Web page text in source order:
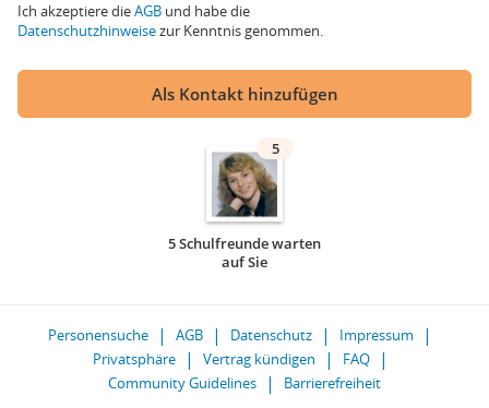
Ich akzeptiere dieAGB und habe die
Datenschutzhinweisezur Kenntnis genommen.
Als Kontakt hinzufügen
5
5 Schulfreunde warten
auf Sie
Personensuche AGB Datenschutz
Impressum
Privatsphäre
Vertrag kündigen
FAQ
Community Guidelines
Barrierefreiheit